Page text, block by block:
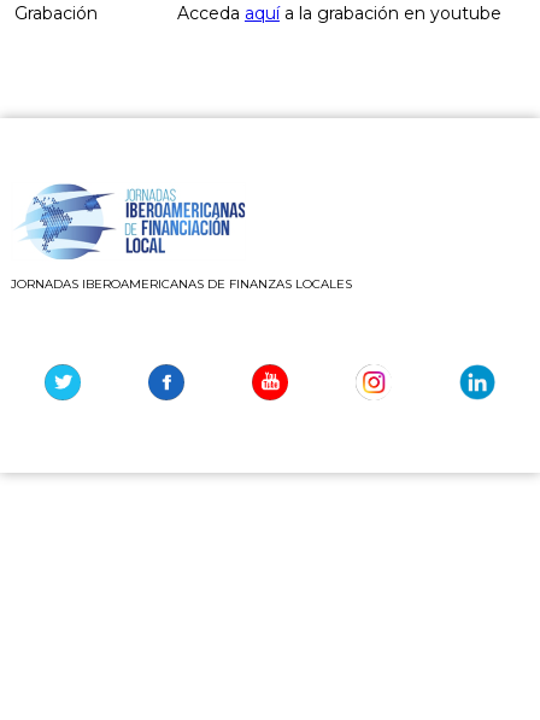
Grabación
Acceda aquía la grabación en youtube
JORNADAS IBEROAMERICANAS DE FINANZAS LOCALES
Youtube Instagram Linkedin